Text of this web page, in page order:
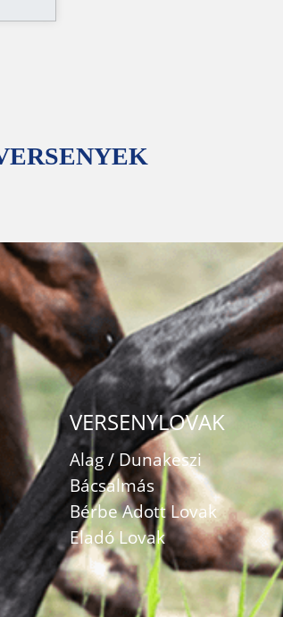
VERSENYLOVAK
Alag / Dunakeszi
Bácsalmás
Bérbe Adott Lovak
Eladó Lovak